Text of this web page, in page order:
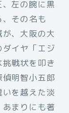
左の腕に黒
その名も
が、大阪の大
イヤ「エジ
戦状を叩き
明智小五郎
を越えた淡
まりにも著